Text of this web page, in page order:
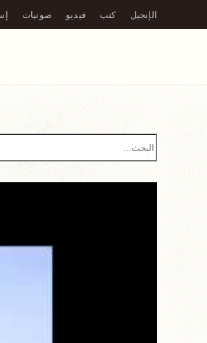
Skip to main content
الإنجيل كتب فيديو صوتيات